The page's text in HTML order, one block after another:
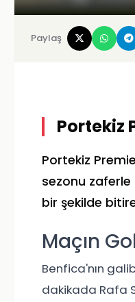
Paylaş
Portekiz
Portekiz
sezonu zaferle
bir şekilde
Maçın
Benfica'nın
dakikada Rafa